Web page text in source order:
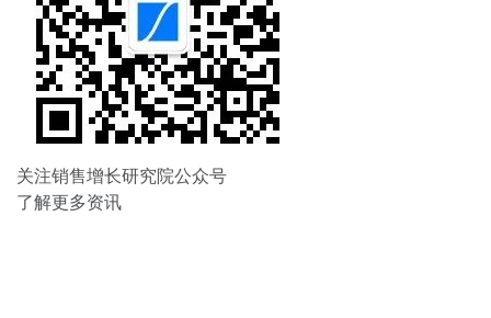
关注销售增长研究院公众号
了解更多资讯